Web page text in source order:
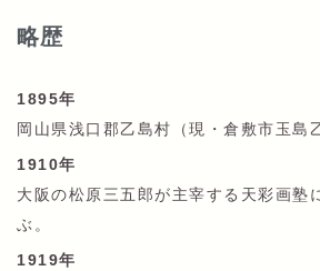
略歴
1895年
岡山県浅口郡乙島村（現・倉敷市玉島
1910年
大阪の松原三五郎が主宰する天彩画塾
ぶ。
1919年